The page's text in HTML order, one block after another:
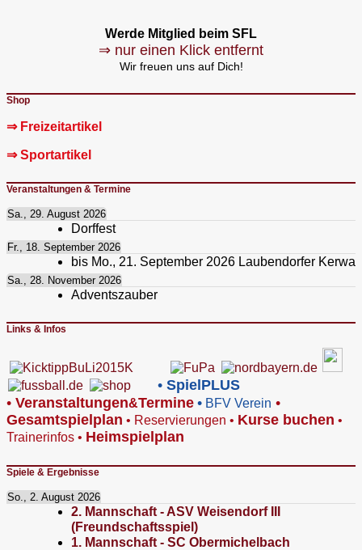
Werde Mitglied beim SFL
⇒ nur einen Klick entfernt
Wir freuen uns auf Dich!
Shop
⇒ Freizeitartikel
⇒ Sportartikel
Veranstaltungen & Termine
Sa., 29. August 2026
Dorffest
Fr., 18. September 2026
bis Mo., 21. September 2026 Laubendorfer Kerwa
Sa., 28. November 2026
Adventszauber
Links & Infos
• SpielPLUS
• Veranstaltungen&Termine • BFV Verein •
Gesamtspielplan • Reservierungen • Kurse buchen •
Trainerinfos • Heimspielplan
Spiele & Ergebnisse
So., 2. August 2026
2. Mannschaft - ASV Weisendorf III
(Freundschaftsspiel)
1. Mannschaft - SC Obermichelbach